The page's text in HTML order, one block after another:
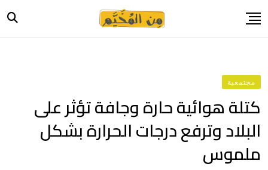
to
حياة
صورة وحكاية
قصة وسيرة
فيديو
مجتمعية
كتلة هوائية حارة وجافة تؤثر على
البلاد وترفع درجات الحرارة بشكل
ملموس